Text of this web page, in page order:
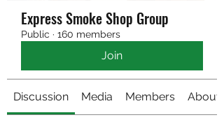
Express Smoke Shop Group
Public · 160 members
Join
Discussion Media Members About